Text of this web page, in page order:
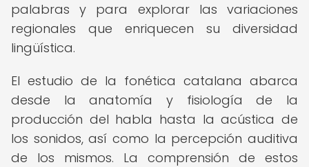
palabras y para explorar las variaciones
regionales que enriquecen su diversidad
lingüística.
El estudio de la fonética catalana abarca
desde la anatomía y fisiología de la
producción del habla hasta la acústica de
los sonidos, así como la percepción auditiva
de los mismos. La comprensión de estos